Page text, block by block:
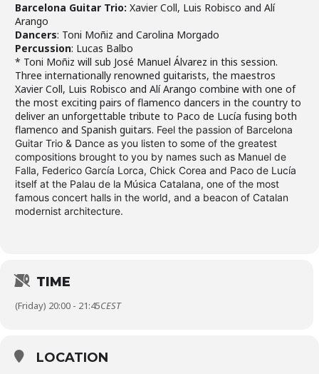
Barcelona Guitar Trio: Xavier Coll, Luis Robisco and Alí
Arango
Dancers: Toni Moñiz and Carolina Morgado
Percussion: Lucas Balbo
* Toni Moñiz will sub José Manuel Álvarez in this session.
Three internationally renowned guitarists, the maestros
Xavier Coll, Luis Robisco and Alí Arango combine with one of
the most exciting pairs of flamenco dancers in the country to
deliver an unforgettable tribute to Paco de Lucía fusing both
flamenco and Spanish guitars. Feel the passion of Barcelona
Guitar Trio & Dance as you listen to some of the greatest
compositions brought to you by names such as Manuel de
Falla, Federico García Lorca, Chick Corea and Paco de Lucía
itself at the Palau de la Música Catalana, one of the most
famous concert halls in the world, and a beacon of Catalan
modernist architecture.
TIME
(Friday) 20:00 - 21:45CEST
LOCATION